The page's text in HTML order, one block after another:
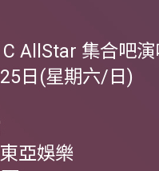
C AllStar 集合吧
日(星期六/日)
亞娛樂